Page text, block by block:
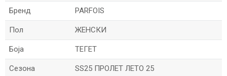
Бренд PARFOIS
Пол ЖЕНСКИ
Боја ТЕГЕТ
Сезона SS25 ПРОЛЕТ ЛЕТО 25